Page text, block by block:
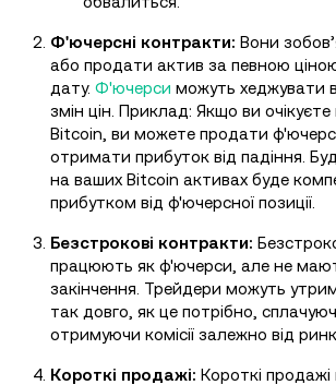
Ф'ючерсні контракти: Вони
або продати актив за певною
дату. Ф'ючерси можуть хеджувати
змін цін. Приклад: Якщо ви очікуєте
Bitcoin, ви можете продати
отримати прибуток від падіння.
на ваших Bitcoin активах буде
прибутком від ф'ючерсної позиції.
Безстрокові контракти:
працюють як ф'ючерси, але не
закінчення. Трейдери можуть
так довго, як це потрібно,
отримуючи комісії залежно від
Короткі продажі: Короткі